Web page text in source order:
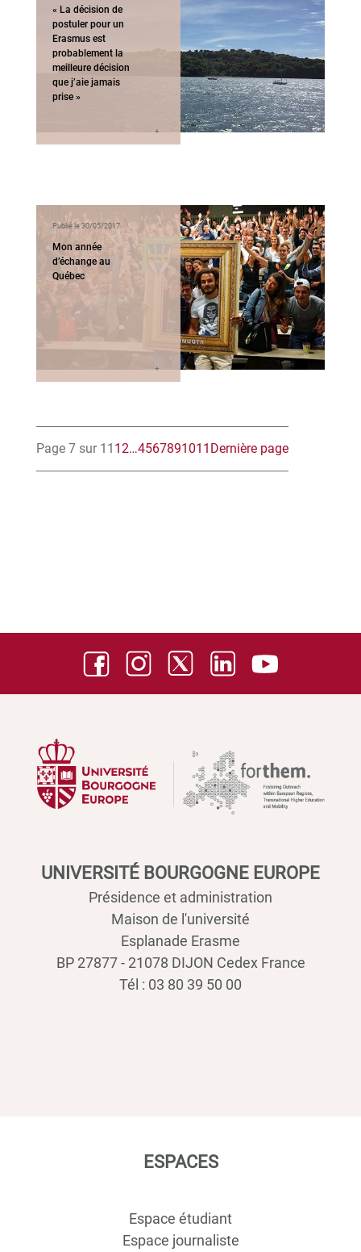
« La décision de
postuler pour un
Erasmus est
probablement la
meilleure décision
que j’aie jamais
prise »
Publié le 30/05/2017
Mon année
d’échange au
Québec
Page 7 sur 11 1 2…4567891011 Dernière page
UNIVERSITÉ BOURGOGNE EUROPE
Présidence et administration
Maison de l'université
Esplanade Erasme
BP 27877 - 21078 DIJON Cedex France
Tél : 03 80 39 50 00
ESPACES
Espace étudiant
Espace journaliste